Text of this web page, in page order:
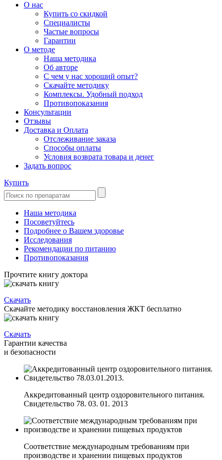
О нас
Купить со скидкой
Специалисты
Частые вопросы
Гарантии
О методе
Наша методика
Об авторе
С чем у нас хороший опыт?
Скачайте методику
Комплексы. Удобный подход
Противопоказания
Консультации
Отзывы
Доставка и Оплата
Отслеживание заказа
Способы оплаты
Условия возврата товара и денег
Задать вопрос
Купить
Наша методика
Посоветуйтесь
Подробнее о Вашем здоровье
Исследования
Рекомендации по питанию
Противопоказания
Прочтите книгу доктора
Скачать
Скачайте методику восстановления ЖКТ бесплатно
Скачать
Гарантии качества
и безопасности
Аккредитованный центр оздоровительного питания.
Свидетельство 78. 03. 01. 2013
Соответствие международным требованиям при
производстве и хранении пищевых продуктов